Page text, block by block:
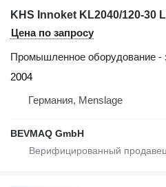
KHS Innoket KL2040/120-30
Цена по запросу
Промышленное оборудование -
2004
Германия, Menslage
BEVMAQ GmbH